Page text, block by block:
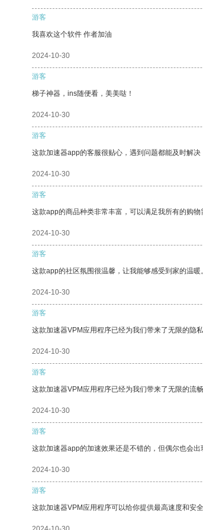
游客
我喜欢这个软件 作者加油
2024-10-30
游客
梯子神器，ins随便看，美美哒！
2024-10-30
游客
这款加速器app的客服很贴心，遇到问题都能及时解决
2024-10-30
游客
这款app的商品种类非常丰富，可以满足我所有的购物
2024-10-30
游客
这款app的社区氛围很温馨，让我能够感受到家的温暖。
2024-10-30
游客
这款加速器VPM应用程序已经为我们带来了无限的隐
2024-10-30
游客
这款加速器VPM应用程序已经为我们带来了无限的流
2024-10-30
游客
这款加速器app的加速效果还是不错的，但偶尔也会出
2024-10-30
游客
这款加速器VPM应用程序可以给你提供最高速度和安